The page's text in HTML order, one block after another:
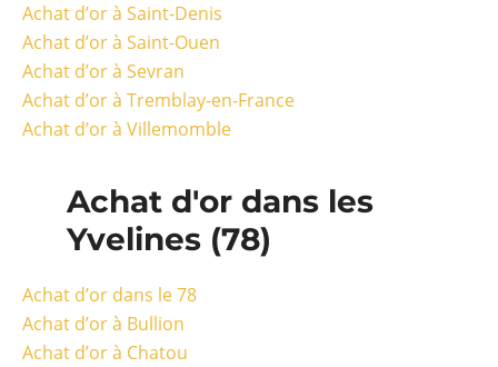
Achat d’or à Saint-Denis
Achat d’or à Saint-Ouen
Achat d’or à Sevran
Achat d’or à Tremblay-en-France
Achat d’or à Villemomble
Achat d'or dans les
Yvelines (78)
Achat d’or dans le 78
Achat d’or à Bullion
Achat d’or à Chatou